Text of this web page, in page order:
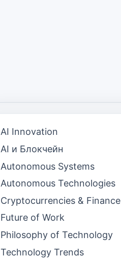
AI Innovation
AI и Блокчейн
Autonomous Systems
Autonomous Technologies
Cryptocurrencies & Finance
Future of Work
Philosophy of Technology
Technology Trends